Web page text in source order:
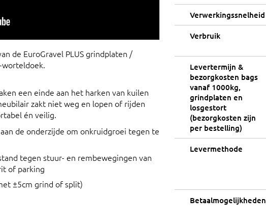
de EuroGravel PLUS grindplaten /
een einde aan het harken van kuilen
zakt niet weg en lopen of rijden
én veilig.
de onderzijde om onkruidgroei tegen te
tegen stuur- en rembewegingen van
of parking
±5cm grind of split)
Verwerkingssnelheid
Verbruik
Levertermijn &
bezorgkosten bags
vanaf 1000kg,
grindplaten en
losgestort
(bezorgkosten zijn
per bestelling)
Levermethode
Betaalmogelijkheden